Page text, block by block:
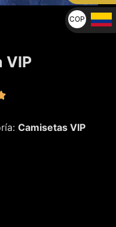
VIP
Camisetas VIP
U$
COP
$